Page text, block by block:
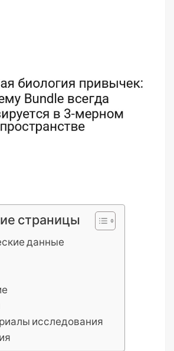
страницы
данные
исследования